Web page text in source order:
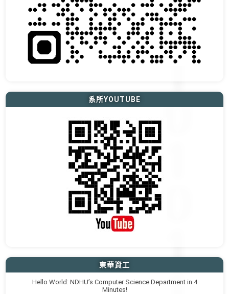
系所YOUTUBE
東華資工
Hello World: NDHU’s Computer Science Department in 4
Minutes!